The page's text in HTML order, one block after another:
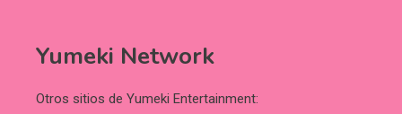
Yumeki Network
Otros sitios de Yumeki Entertainment: